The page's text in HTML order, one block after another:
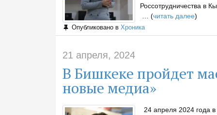
Россотрудничества в
… (читать далее)
Опубликовано в Хроника
21 апреля, 2024
В Бишкеке пройдет
новые медиа»
24 апреля 2024 года